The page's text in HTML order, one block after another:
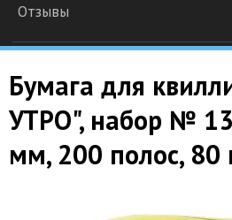
Отзывы
Бумага для
УТРО", набор №
мм, 200 полос, 80